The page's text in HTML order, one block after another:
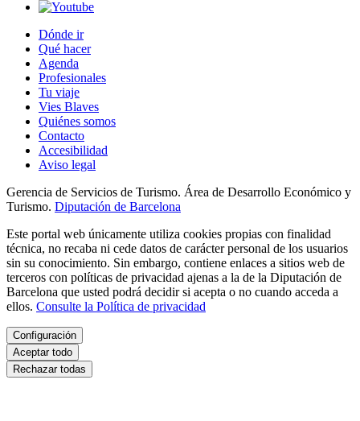
Dónde ir
Qué hacer
Agenda
Profesionales
Tu viaje
Vies Blaves
Quiénes somos
Contacto
Accesibilidad
Aviso legal
Gerencia de Servicios de Turismo. Área de Desarrollo Económico y
Turismo. Diputación de Barcelona
Este portal web únicamente utiliza cookies propias con finalidad
técnica, no recaba ni cede datos de carácter personal de los usuarios
sin su conocimiento. Sin embargo, contiene enlaces a sitios web de
terceros con políticas de privacidad ajenas a la de la Diputación de
Barcelona que usted podrá decidir si acepta o no cuando acceda a
ellos. Consulte la Política de privacidad
Configuración
Aceptar todo
Rechazar todas